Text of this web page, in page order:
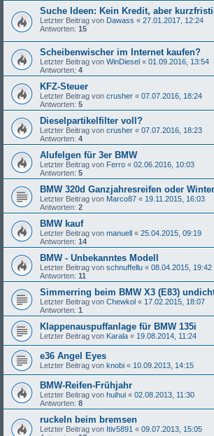
Suche Ideen: Kein Kredit, aber
Letzter Beitrag von Dawass « 27.01.2017, 12:24
Antworten: 15
Scheibenwischer im Internet kaufen?
Letzter Beitrag von WinDiesel « 01.09.2016, 13:54
Antworten: 4
KFZ-Steuer
Letzter Beitrag von crusher « 07.07.2016, 18:24
Antworten: 5
Dieselpartikelfilter voll?
Letzter Beitrag von crusher « 07.07.2016, 18:23
Antworten: 4
Alufelgen für 3er BMW
Letzter Beitrag von Ferro « 02.06.2016, 10:03
Antworten: 5
BMW 320d Ganzjahresreifen oder
Letzter Beitrag von Marco87 « 19.11.2015, 16:03
Antworten: 2
BMW kauf
Letzter Beitrag von manuell « 25.04.2015, 09:19
Antworten: 14
BMW - Unbekanntes Modell
Letzter Beitrag von schnuffellu « 08.04.2015, 19:42
Antworten: 11
Simmerring beim BMW X3 (E83)
Letzter Beitrag von Chewkol « 17.02.2015, 18:07
Antworten: 1
Klappenauspuffanlage für BMW 135i
Letzter Beitrag von Karala « 19.08.2014, 11:24
e36 Angel Eyes
Letzter Beitrag von knobi « 10.09.2013, 14:15
BMW-Reifen-Frühjahr
Letzter Beitrag von huihui « 02.08.2013, 11:30
Antworten: 8
ruckeln beim bremsen
Letzter Beitrag von Itiv5891 « 09.07.2013, 15:05